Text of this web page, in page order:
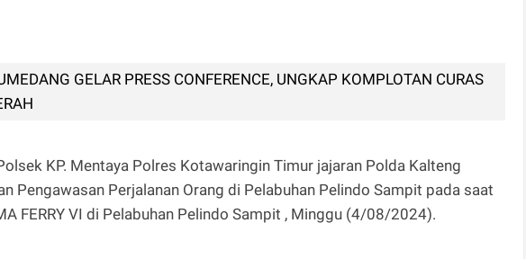
GELAR PRESS CONFERENCE, UNGKAP KOMPLOTAN CURAS
KP. Mentaya Polres Kotawaringin Timur jajaran Polda Kalteng
Pengawasan Perjalanan Orang di Pelabuhan Pelindo Sampit pada saat
FERRY VI di Pelabuhan Pelindo Sampit , Minggu (4/08/2024).